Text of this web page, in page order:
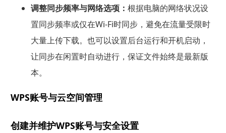
调整同步频率与网络选项： 根据电脑的网络状况设
置同步频率或仅在Wi‑Fi时同步，避免在流量受限时
大量上传下载。也可以设置后台运行和开机启动，
让同步在闲置时自动进行，保证文件始终是最新版
本。
WPS账号与云空间管理
创建并维护WPS账号与安全设置